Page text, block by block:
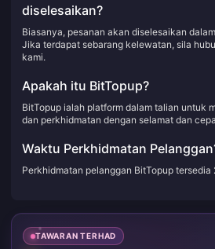
diselesaikan?
Biasanya, pesanan akan diselesaikan
Jika terdapat sebarang kelewatan, sila
kami.
Apakah itu BitTopup?
BitTopup ialah platform dalam talian untuk
dan perkhidmatan dengan selamat dan
Waktu Perkhidmatan
Perkhidmatan pelanggan BitTopup tersedia
TAWARAN TERHAD